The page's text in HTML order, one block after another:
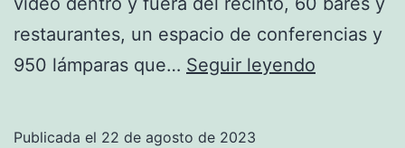
restaurantes, un espacio de conferencias y
950 lámparas que… Seguir leyendo
Publicada el 22 de agosto de 2023